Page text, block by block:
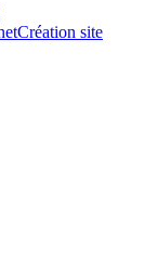
Création site